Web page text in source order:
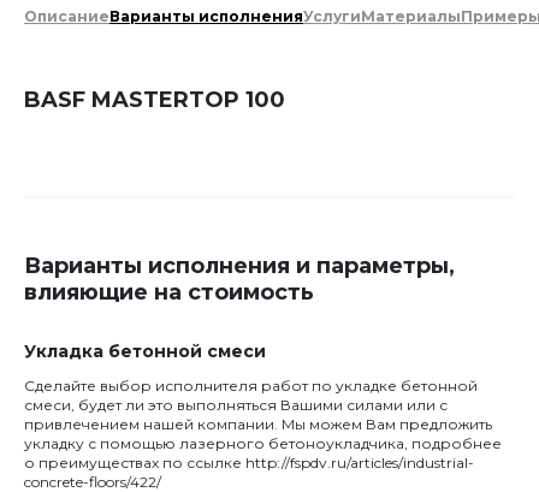
ОписаниеВарианты исполненияУслугиМатериалы
BASF MASTERTOP 100
Варианты исполнения и параметры,
влияющие на стоимость
Укладка бетонной смеси
Сделайте выбор исполнителя работ по укладке бетонной
смеси, будет ли это выполняться Вашими силами или с
привлечением нашей компании. Мы можем Вам предложить
укладку с помощью лазерного бетоноукладчика, подробнее
о преимуществах по ссылке http://fspdv.ru/articles/industrial-
concrete-floors/422/